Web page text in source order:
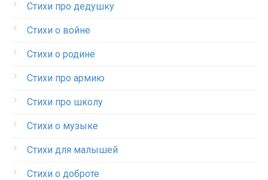
Стихи про дедушку
Стихи о войне
Стихи о родине
Стихи про армию
Стихи про школу
Стихи о музыке
Стихи для малышей
Стихи о доброте